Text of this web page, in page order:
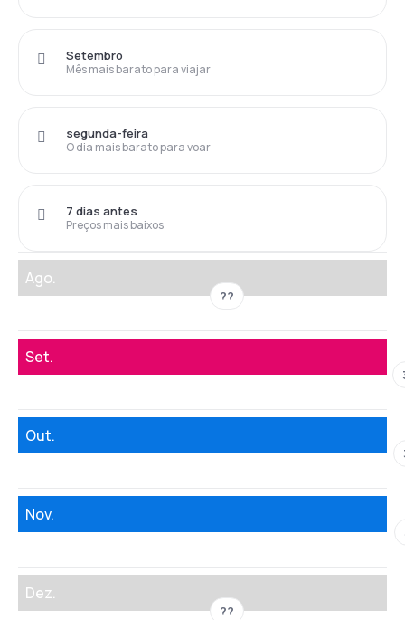
Mês mais barato para viajar
Setembro
O dia mais barato para voar
segunda-feira
Preços mais baixos
7 dias antes
Ago.
??
Set.
Out.
Nov.
Dez.
??